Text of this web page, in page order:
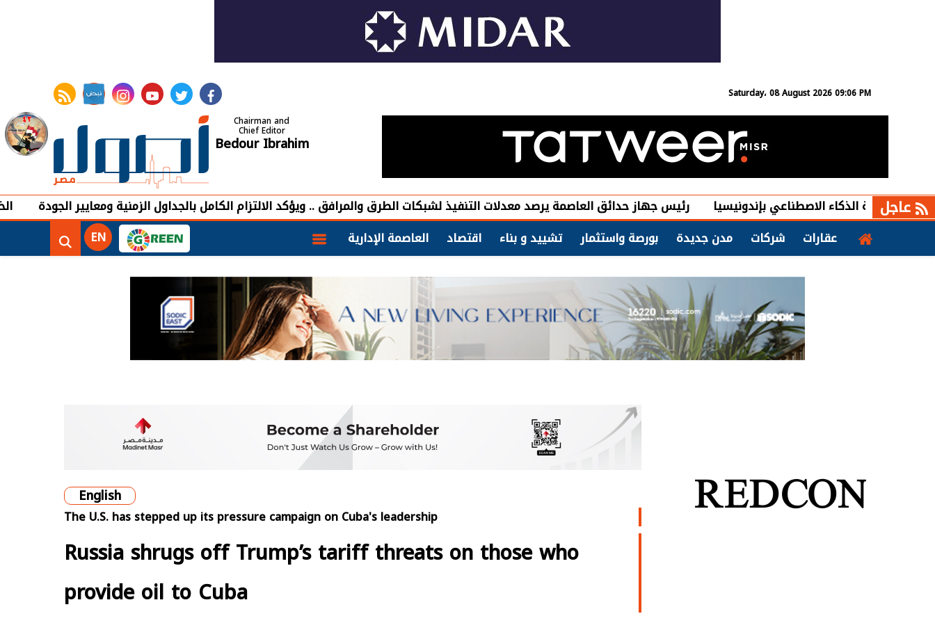
Saturday، 08 August 2026 09:06 PM facebook
twitter
youtube
instagram
rss feed
Chairman and
Chief Editor
Bedour Ibrahim
عاجل الخطوط السعودية
رئيس جهاز حدائق العاصمة يرصد معدلات التنفيذ لشبكات الطرق والمرافق .. ويؤكد الالتزام الكامل بالجداول الزمنية ومعايير الجودة
عقارات
شركات مدن جديدة بورصة واستثمار تشييد و بناء اقتصاد العاصمة الإدارية EN
English
The U.S. has stepped up its pressure campaign on Cuba's leadership
Russia shrugs off Trump’s tariff threats on those who
provide oil to Cuba